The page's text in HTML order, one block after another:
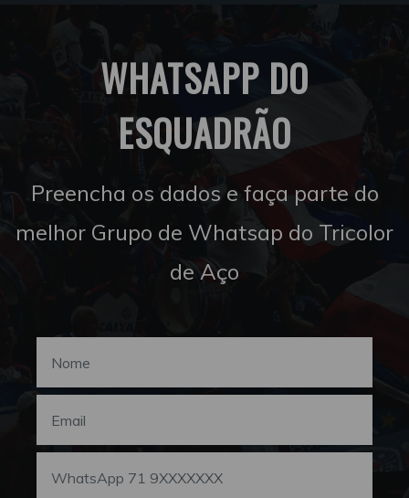
WHATSAPP DO
ESQUADRÃO
Preencha os dados e faça parte do
melhor Grupo de Whatsap do Tricolor
de Aço